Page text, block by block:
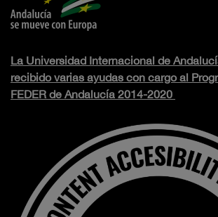
La Universidad Internacional de
recibido varias ayudas con cargo al
FEDER de Andalucía 2014-2020